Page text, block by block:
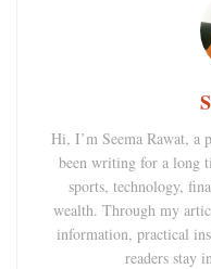
Hi, I’m Seema Rawat, a
been writing for a long
sports, technology,
wealth. Through my
information, practical
readers stay